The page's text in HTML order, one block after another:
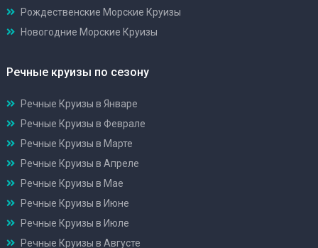
Рождественские Морские Круизы
Новогодние Морские Круизы
Речные круизы по сезону
Речные Круизы в Январе
Речные Круизы в Феврале
Речные Круизы в Марте
Речные Круизы в Апреле
Речные Круизы в Мае
Речные Круизы в Июне
Речные Круизы в Июле
Речные Круизы в Августе